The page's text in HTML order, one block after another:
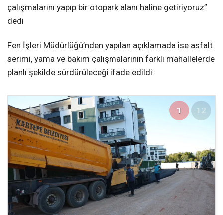
çalışmalarını yapıp bir otopark alanı haline getiriyoruz”
dedi
Fen İşleri Müdürlüğü’nden yapılan açıklamada ise asfalt
serimi, yama ve bakım çalışmalarının farklı mahallelerde
planlı şekilde sürdürüleceği ifade edildi.
1 12